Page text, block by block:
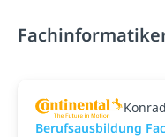
Berufsausbildung